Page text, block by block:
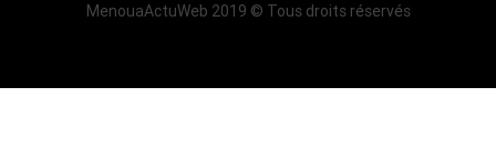
MenouaActuWeb 2019 © Tous droits réservés